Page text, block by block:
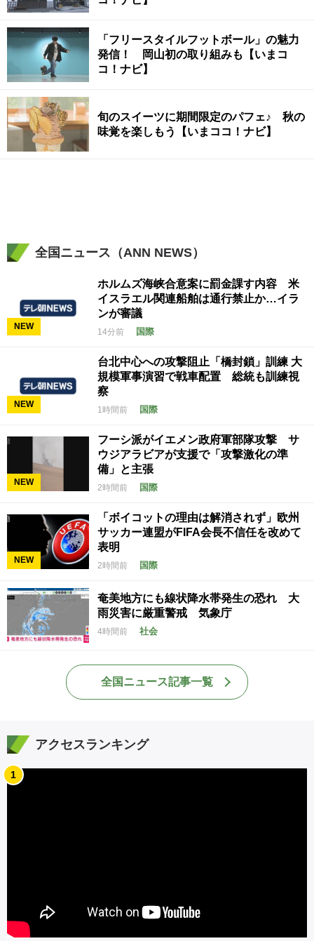
「フリースタイルフットボール」の魅力
発信！ 岡山初の取り組みも【いまコ
コ！ナビ】
旬のスイーツに期間限定のパフェ♪ 秋の
味覚を楽しもう【いまココ！ナビ】
全国ニュース（ANN NEWS）
NEW
ホルムズ海峡合意案に罰金課す内容 米
イスラエル関連船舶は通行禁止か…イラ
ンが審議
14分前 国際
NEW
台北中心への攻撃阻止「橋封鎖」訓練 大
規模軍事演習で戦車配置 総統も訓練視
察
1時間前 国際
NEW
フーシ派がイエメン政府軍部隊攻撃 サ
ウジアラビアが支援で「攻撃激化の準
備」と主張
2時間前 国際
NEW
「ボイコットの理由は解消されず」欧州
サッカー連盟がFIFA会長不信任を改めて
表明
2時間前 国際
奄美地方にも線状降水帯発生の恐れ 大
雨災害に厳重警戒 気象庁
4時間前 社会
全国ニュース記事一覧
アクセスランキング
1